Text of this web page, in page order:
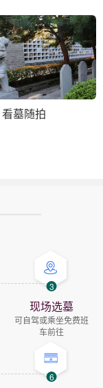
看墓随拍
3
现场选墓
可自驾或乘坐免费班
车前往
6